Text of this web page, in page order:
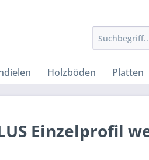
Holzböden Platten
Einzelprofil